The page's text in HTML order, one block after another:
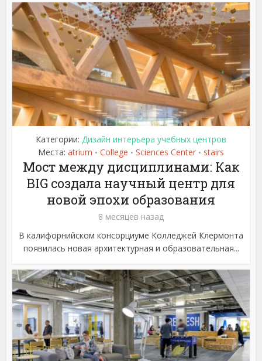
Категории: Дизайн интерьера учебных центров
Места: atrium • College • Sciences Center • stairs
Мост между дисциплинами: Как
BIG создала научный центр для
новой эпохи образования
8 месяцев назад
В калифорнийском консорциуме Колледжей Клермонта
появилась новая архитектурная и образовательная...